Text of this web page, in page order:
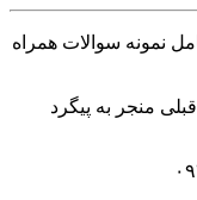
نمونه سوالات همراه
منجر به پیگرد